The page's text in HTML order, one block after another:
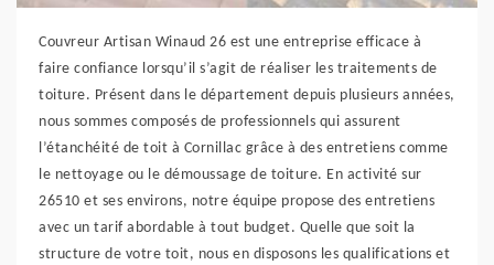
Couvreur Artisan Winaud 26 est une entreprise efficace à
faire confiance lorsqu’il s’agit de réaliser les traitements de
toiture. Présent dans le département depuis plusieurs années,
nous sommes composés de professionnels qui assurent
l’étanchéité de toit à Cornillac grâce à des entretiens comme
le nettoyage ou le démoussage de toiture. En activité sur
26510 et ses environs, notre équipe propose des entretiens
avec un tarif abordable à tout budget. Quelle que soit la
structure de votre toit, nous en disposons les qualifications et